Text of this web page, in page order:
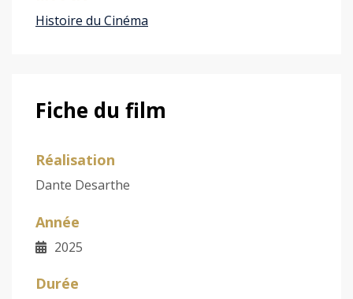
Histoire du Cinéma
Fiche du film
Réalisation
Dante Desarthe
Année
2025
Durée